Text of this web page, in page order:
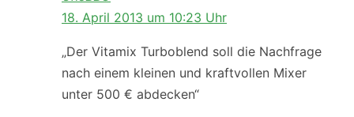
18. April 2013 um 10:23 Uhr
„Der Vitamix Turboblend soll die Nachfrage
nach einem kleinen und kraftvollen Mixer
unter 500 € abdecken“